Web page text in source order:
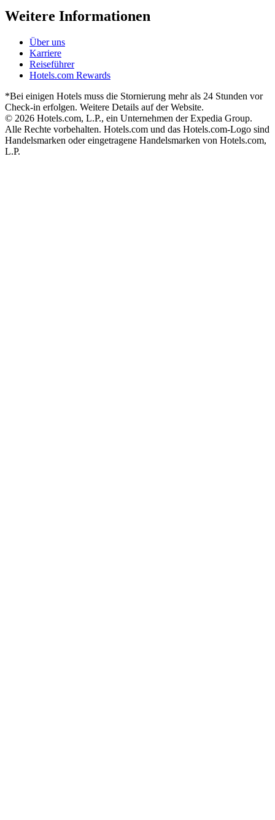
Weitere Informationen
Über uns
Karriere
Reiseführer
Hotels.com Rewards
*Bei einigen Hotels muss die Stornierung mehr als 24 Stunden vor
Check-in erfolgen. Weitere Details auf der Website.
© 2026 Hotels.com, L.P., ein Unternehmen der Expedia Group.
Alle Rechte vorbehalten. Hotels.com und das Hotels.com-Logo sind
Handelsmarken oder eingetragene Handelsmarken von Hotels.com,
L.P.